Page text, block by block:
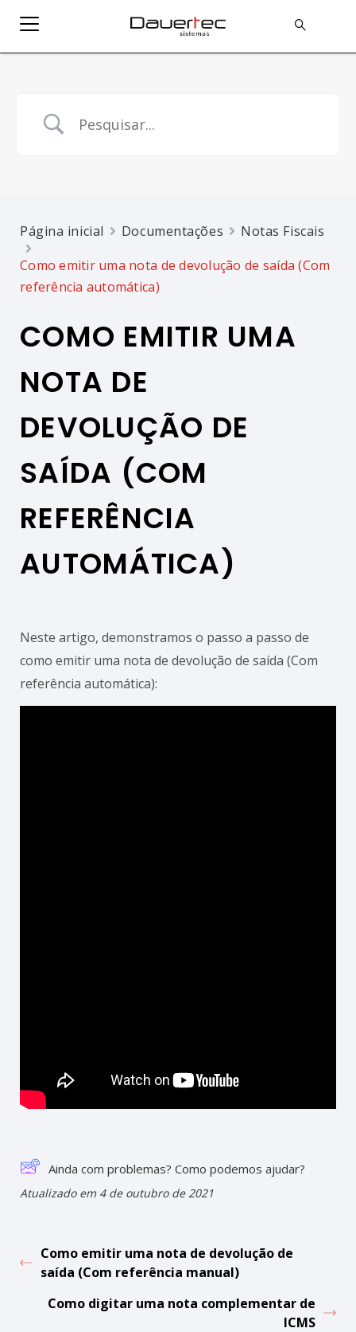
Página inicial Documentações
Notas Fiscais
Como emitir uma nota de devolução de saída (Com
referência automática)
COMO EMITIR UMA
NOTA DE
DEVOLUÇÃO DE
SAÍDA (COM
REFERÊNCIA
AUTOMÁTICA)
Neste artigo, demonstramos o passo a passo de
como emitir uma nota de devolução de saída (Com
referência automática):
Ainda com problemas? Como podemos ajudar?
Atualizado em 4 de outubro de 2021
Como emitir uma nota de devolução de
saída (Com referência manual)
Como digitar uma nota complementar de
ICMS